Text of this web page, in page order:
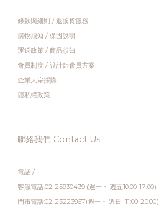
條款與細則 / 退換貨服務
購物須知 / 保固說明
運送政策 / 商品須知
會員制度 / 設計師會員方案
企業大宗採購
隱私權政策
聯絡我們 Contact Us
電話 /
客服電話:02-25930439 (週一 ~ 週五10:00-17:00)
門市電話:02-23223967(週一 ~ 週日 11:00-20:00)